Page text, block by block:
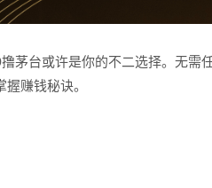
茅台或许是你的不二选择。无
赚钱秘诀。